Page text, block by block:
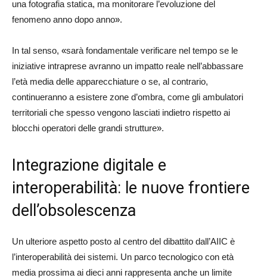
una fotografia statica, ma monitorare l’evoluzione del
fenomeno anno dopo anno».
In tal senso, «sarà fondamentale verificare nel tempo se le
iniziative intraprese avranno un impatto reale nell’abbassare
l’età media delle apparecchiature o se, al contrario,
continueranno a esistere zone d’ombra, come gli ambulatori
territoriali che spesso vengono lasciati indietro rispetto ai
blocchi operatori delle grandi strutture».
Integrazione digitale e
interoperabilità: le nuove frontiere
dell’obsolescenza
Un ulteriore aspetto posto al centro del dibattito dall’AIIC è
l’interoperabilità dei sistemi. Un parco tecnologico con età
media prossima ai dieci anni rappresenta anche un limite